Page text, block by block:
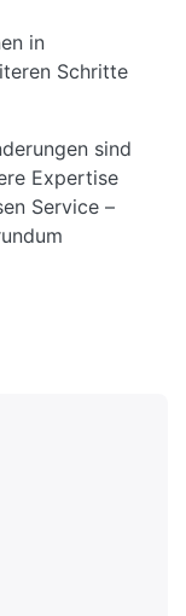
in
Schritte
sind
Expertise
Service –